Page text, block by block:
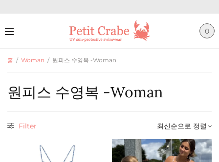
0
홈 / Woman / 원피스 수영복 -Woman
원피스 수영복 -Woman
Filter